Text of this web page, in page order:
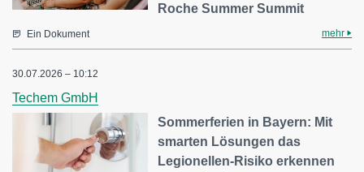
Roche Summer Summit
Ein Dokument mehr
30.07.2026 – 10:12
Techem GmbH
Sommerferien in Bayern: Mit
smarten Lösungen das
Legionellen-Risiko erkennen